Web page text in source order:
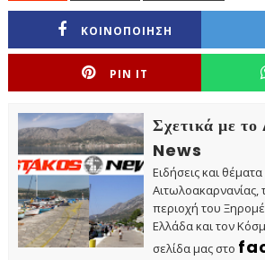
ΚΟΙΝΟΠΟΙΗΣΗ
PIN IT
Σχετικά με
News
Ειδήσεις και
Αιτωλοακαρνανίας,
περιοχή του
Ελλάδα και τον
σελίδα μας στο